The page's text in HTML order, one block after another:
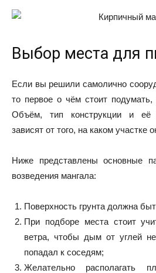
Выбор места для
Если вы решили самолично
то первое о чём стоит подумать,
Объём, тип конструкции и её
зависят от того, на каком участке
Ниже представлены основные
возведения мангала:
Поверхность грунта должна
При подборе места стоит
ветра, чтобы дым от углей
попадал к соседям;
Желательно располагать